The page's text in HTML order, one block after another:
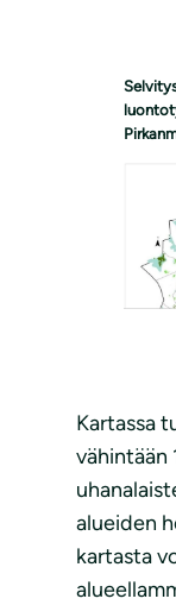
Kartassa
vähintään
alueiden
kartasta